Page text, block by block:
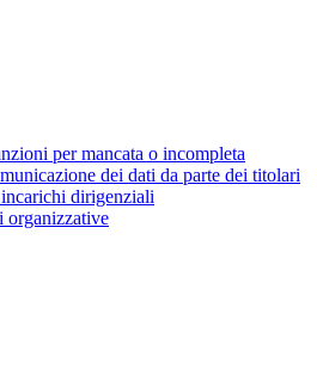
per mancata o incompleta
dei dati da parte dei titolari
dirigenziali
organizzative